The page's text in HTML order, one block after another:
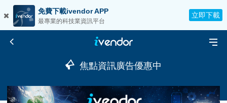
免費下載ivendor APP
最專業的科技業資訊平台
立即下載
焦點資訊廣告優惠中